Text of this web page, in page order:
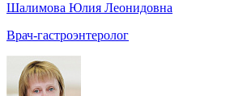
Шалимова Юлия Леонидовна
Врач-гастроэнтеролог